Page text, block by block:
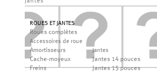
jantes
ROUES ET JANTES
Roues complètes
Accessoires de roue
Amortisseurs
Cache-moyeux
Freins
Jantes
Jantes 14 pouces
Jantes 15 pouces